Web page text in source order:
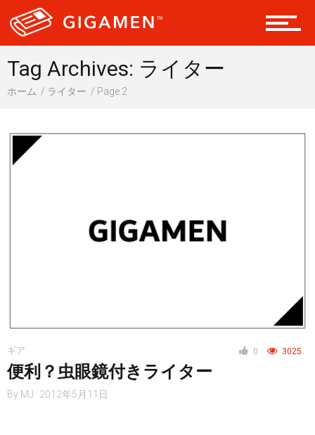
会員になる
ギア
ヘルス・健康
Tag Archives: ライター
ホーム ライター Page 2
0 3025
ギア
便利？虫眼鏡付きライター
By MJ 2012年5月11日